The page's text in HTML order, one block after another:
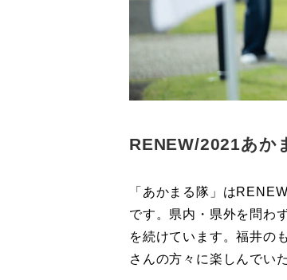
RENEW/2021あか
「あかまる隊」は
です。県内・県外を問わ
を続けています。福井の
さんの方々に楽しんでい